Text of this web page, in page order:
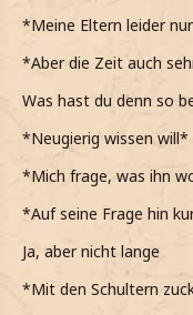
*Meine Eltern leider
*Aber die Zeit auch
Was hast du denn so
*Neugierig wissen will*
*Mich frage, was ihn
*Auf seine Frage hin
Ja, aber nicht lange
*Mit den Schultern